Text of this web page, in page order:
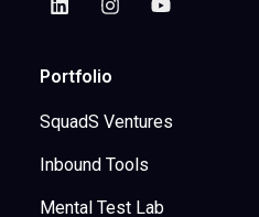
Portfolio
SquadS Ventures
Inbound Tools
Mental Test Lab